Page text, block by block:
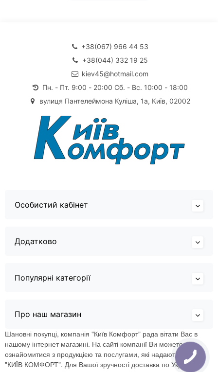
+38(067) 966 44 53
+38(044) 332 19 25
kiev45@hotmail.com
Пн. - Пт. 9:00 - 20:00 Сб. - Вс. 10:00 - 18:00
вулиця Пантелеймона Куліша, 1а, Київ, 02002
Особистий кабінет
Додатково
Популярні категорії
Про наш магазин
Шановні покупці, компанія "Київ Комфорт" рада вітати Вас в
нашому інтернет магазині. На сайті компанії Ви можете
ознайомитися з продукцією та послугами, які надаються ТОВ
"КИЇВ КОМФОРТ". Для Вашої зручності доставка по Україні.